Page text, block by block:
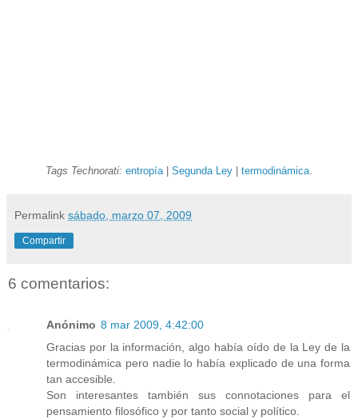
Tags Technorati: entropía Segunda Ley termodinámica
Permalink sábado, marzo 07, 2009
Compartir
6 comentarios:
Anónimo 8 mar 2009, 4:42:00
Gracias por la información, algo había oído de la Ley de la
termodinámica pero nadie lo había explicado de una forma
tan accesible.
Son interesantes también sus connotaciones para el
pensamiento filosófico y por tanto social y político.